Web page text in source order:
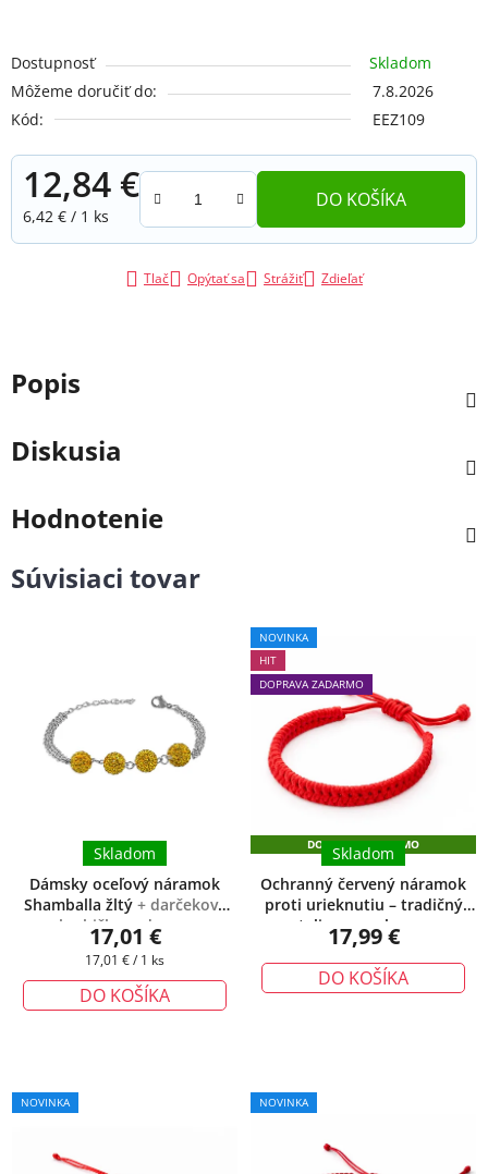
Dostupnosť
Skladom
Môžeme doručiť do:
7.8.2026
Kód:
EEZ109
12,84 €
Jednotková cena:
6,42 € / 1 ks
DO KOŠÍKA
Tlač Opýtať sa Strážiť Zdieľať
Popis
Diskusia
Hodnotenie
Súvisiaci tovar
Dámsky oceľový náramok
Shamballa žltý + darčeková
krabička zadarmo
Skladom
17,01 €
Jednotková
17,01 € / 1 ks
DO KOŠÍKA
produktu
je
hviezdičiek.
NOVINKA
HIT
DOPRAVA ZADARMO
DOPRAVA ZADARMO
Ochranný červený náramok
proti urieknutiu – tradičný
talizman ochrany
Skladom
17,99 €
DO KOŠÍKA
NOVINKA NOVINKA